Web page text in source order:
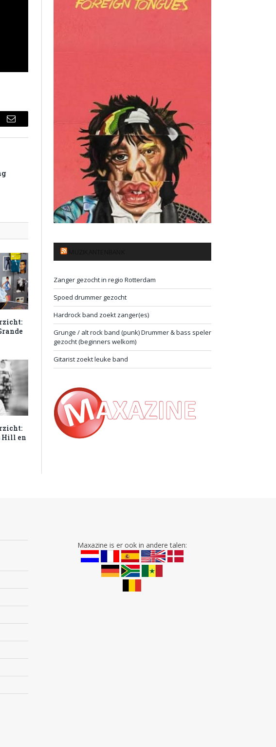
Email
Hill en
Zanger gezocht in regio Rotterdam
Spoed drummer gezocht
Hardrock band zoekt zanger(es)
Grunge / alt rock band (punk) Drummer & bass speler
gezocht (beginners welkom)
Gitarist zoekt leuke band
Maxazine is er ook in andere talen: